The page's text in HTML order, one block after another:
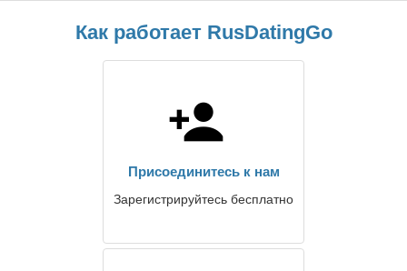
Как работает RusDatingGo
Присоединитесь к нам
Зарегистрируйтесь бесплатно